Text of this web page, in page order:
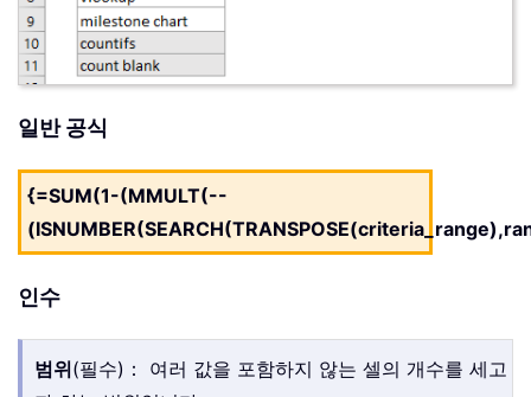
일반 공식
{=SUM(1-(MMULT(--
인수
범위(필수)： 여러 값을 포함하지 않는 셀의 개수를 세고